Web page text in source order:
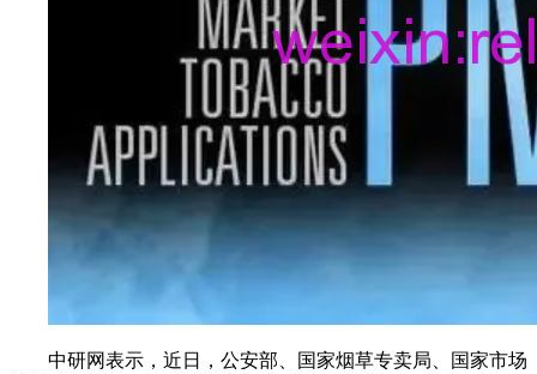
中研网表示，近日，公安部、国家烟草专卖局、国家市场